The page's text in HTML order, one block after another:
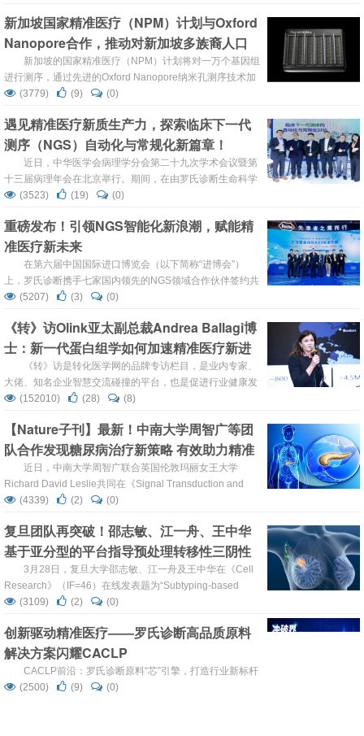
人体内可检测到的与癌症相关的分子、细胞...
新加坡国家精准医疗（NPM）计划与Oxford
Nanopore合作，推动对新加坡多族裔人口
遗传学的了解
新加坡的国家精准医疗（NPM）计划将对一万个基因组
进行测序，通过先进的Oxford Nanopore纳米孔测序技术加
深对新加坡多族裔亚洲人口遗传结构和多样性的了解
Nanopore”）宣布与新加坡国家精准医疗（NPM）计划合作
开展一个具有里程碑意义的项目，该项目由新加坡精准健康
研究中心（PRECI...
(3779) (9) (0)
遇见精准医疗新质生产力，探索临床下一代
测序（NGS）自动化与常规化新篇章！
近日，中华医学会病理学分会第二十九次学术会议暨第
十三届病理年会在北京举行。期间，在由罗氏诊断生命科学
部主办的专题讨论会议上，罗氏诊断中国高级总监-生命科
运营副总裁王海波先生、深圳市真迈生物科技有限公司首席
运营官周志良先生、北京橡鑫生物科技有限公司首席技术官
楼峰先生、浙江绍兴鼎晶生物医药科技股份有限公司副总经
理蔡丽君女士等嘉宾，共同围绕“临床...
(3523) (19) (0)
重磅发布！引领NGS智能化新浪潮，赋能精
准医疗新未来
在第六届中国国际进口博览会（以下简称“进博会”）
上，罗氏诊断携手七家国内领先的NGS领域合作伙伴签约共
建NGS精准医疗生态圈，各方将充分整合各自的优势和资
出”（Sample in result out）全流程自动化NGS检测方案，
助力新一代测序技术（NGS）实现医院院内落地并迈入全流
程自动化、智能化时代，聚力推进精准医疗创新发展。 ...
(5207) (3) (0)
《转》访Olink亚太副总裁Andrea Ballagi博
士：新一代蛋白组学如何加速精准医疗新进
《转》访是转化医学网的品牌专访栏目，是业内专家、
大佬、知名企业智慧交流碰撞的平台，也是促进行业健康发
展的重要力量，《转》访致力于打造转化医学领域最知名的
7年之时，一项针对基因编码产物蛋白质进行系统而深入研
究的国际性科技工程——人类蛋白质组计划（HPP）提上日
程，并快速推进。放眼世界，研究蛋白质的企业不在少
数。...
(152010) (28) (8)
【Nature子刊】最新！中南大学周智广等团
队合作发现糖尿病治疗新策略 有效助力精准
医疗近日，中南大学周智广联合英国伦敦玛丽女王大学
Richard David Leslie共同在《Signal Transduction and
Targeted Therapy》期刊发表了一篇题为“Combination
of β-cell function in adult-...
(4339) (2) (0)
复旦团队再突破！邵志敏、江一舟、王中华
基于亚分型的平台指导预处理转移性三阴性
乳腺癌的精准医疗
3月28日，复旦大学邵志敏、江一舟及王中华在《Cell
Research》（IF=46）在线发表题为“Subtyping-based
platform guides precision medicine for heavily pretreated
phase II umbrella c...
(3109) (2) (0)
创新驱动精准医疗——罗氏诊断高品质原料
解决方案闪耀CACLP
CACLP前沿：罗氏诊断原料“芯”引擎，打造行业新标杆
(2500)
(9) (0)